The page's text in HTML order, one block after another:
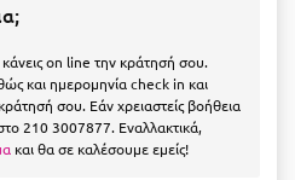
on line την κράτησή σου.
και ημερομηνία check in και
σου. Εάν χρειαστείς βοήθεια
210 3007877. Εναλλακτικά,
και θα σε καλέσουμε εμείς!